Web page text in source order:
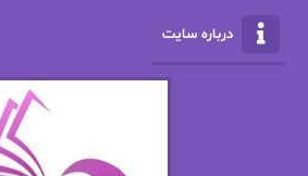
الناز محمدی
امیر فرهی
باران
درباره سایت